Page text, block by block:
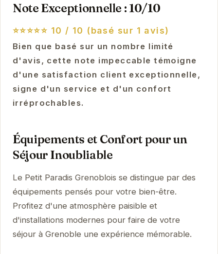
Note Exceptionnelle : 10/10
⭐⭐⭐⭐⭐ 10 / 10 (basé sur 1 avis)
Bien que basé sur un nombre limité
d'avis, cette note impeccable témoigne
d'une satisfaction client exceptionnelle,
signe d'un service et d'un confort
irréprochables.
Équipements et Confort pour un
Séjour Inoubliable
Le Petit Paradis Grenoblois se distingue par des
équipements pensés pour votre bien-être.
Profitez d'une atmosphère paisible et
d'installations modernes pour faire de votre
séjour à Grenoble une expérience mémorable.